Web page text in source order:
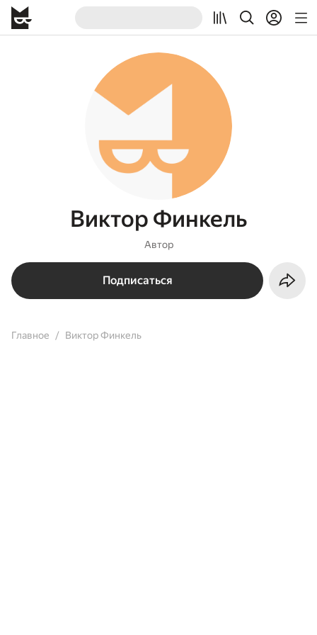
Виктор Финкель
Автор
Подписаться
Главное Виктор Финкель